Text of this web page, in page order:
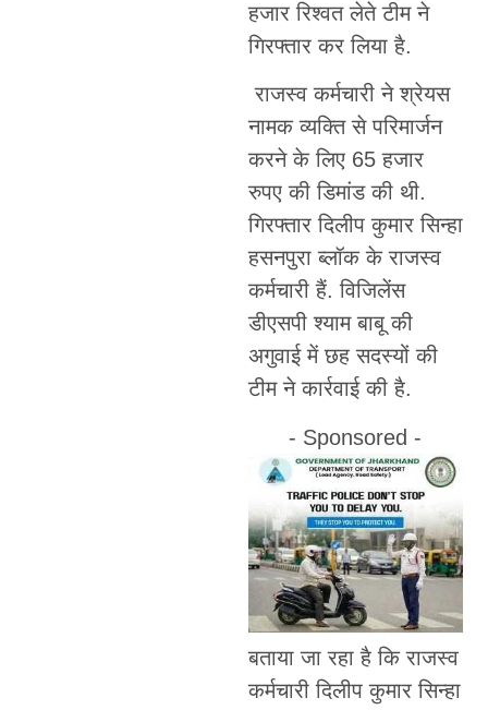
हजार रिश्वत लेते टीम ने
गिरफ्तार कर लिया है.
राजस्व कर्मचारी ने श्रेयस
नामक व्यक्ति से परिमार्जन
करने के लिए 65 हजार
रुपए की डिमांड की थी.
गिरफ्तार दिलीप कुमार सिन्हा
हसनपुरा ब्लॉक के राजस्व
कर्मचारी हैं. विजिलेंस
डीएसपी श्याम बाबू की
अगुवाई में छह सदस्यों की
टीम ने कार्रवाई की है.
- Sponsored -
बताया जा रहा है कि राजस्व
कर्मचारी दिलीप कुमार सिन्हा